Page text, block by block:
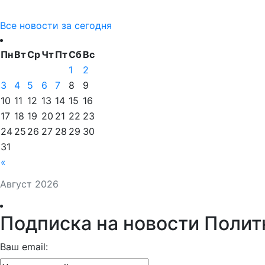
Все новости за сегодня
Август 2026
ПнВтСрЧтПтСбВс
«
1
2
3
4 5 6 7 8
9
10 11 12 13 14 15 16
17 18 19 20 21 22 23
24 25 26 27 28 29 30
31
Подписка на новости
Ваш email: